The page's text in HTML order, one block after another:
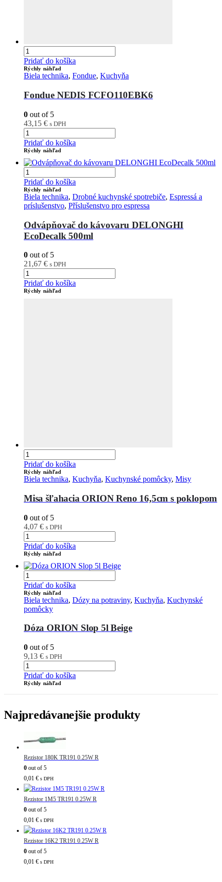
Pridať do košíka
Rýchly náhľad
Biela technika, Fondue, Kuchyňa
Fondue NEDIS FCFO110EBK6
0 out of 5
43,15 € s DPH
Pridať do košíka
Rýchly náhľad
Pridať do košíka
Rýchly náhľad
Biela technika, Drobné kuchynské spotrebiče, Espressá a
príslušenstvo, Příslušenstvo pro espressa
Odvápňovač do kávovaru DELONGHI
EcoDecalk 500ml
0 out of 5
21,67 € s DPH
Pridať do košíka
Rýchly náhľad
Pridať do košíka
Rýchly náhľad
Biela technika, Kuchyňa, Kuchynské pomôcky, Misy
Misa šľahacia ORION Reno 16,5cm s poklopom
0 out of 5
4,07 € s DPH
Pridať do košíka
Rýchly náhľad
Pridať do košíka
Rýchly náhľad
Biela technika, Dózy na potraviny, Kuchyňa, Kuchynské
pomôcky
Dóza ORION Slop 5l Beige
0 out of 5
9,13 € s DPH
Pridať do košíka
Rýchly náhľad
Najpredávanejšie produkty
Rezistor 180K TR191 0.25W R
0 out of 5
0,01 € s DPH
Rezistor 1M5 TR191 0.25W R
0 out of 5
0,01 € s DPH
Rezistor 16K2 TR191 0.25W R
0 out of 5
0,01 € s DPH